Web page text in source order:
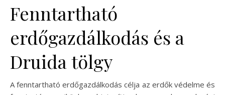
Fenntartható
erdőgazdálkodás és a
Druida tölgy
A fenntartható erdőgazdálkodás célja az erdők védelme és